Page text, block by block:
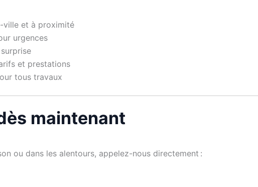
ville et à proximité
urgences
et prestations
tous travaux
maintenant
ou dans les alentours, appelez-nous directement :